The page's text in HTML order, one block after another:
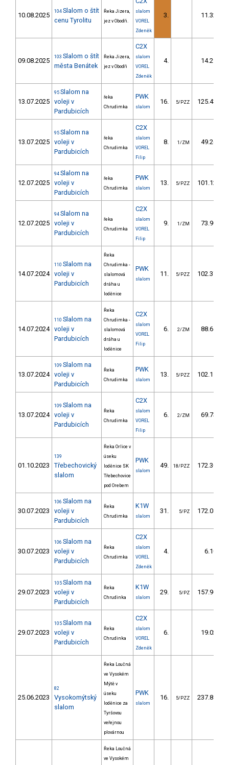
10.08.2025 104 Slalom o štít
cenu Tyrolitu
Řeka Jizera,
jez v Obodři.
slalom
VOREL
Zdeněk
3. 11.32
09.08.2025 103 Slalom o štít
města Benátek
Řeka Jizera,
jez v Obodři
C2X
slalom
VOREL
Zdeněk
4. 14.29
13.07.2025
95 Slalom na
voleji v
Pardubicích
řeka
Chrudimka
PWK
slalom
16. 5/PZZ 125.43
13.07.2025
95 Slalom na
voleji v
Pardubicích
řeka
Chrudimka
C2X
slalom
VOREL
Filip
8. 1/ZM 49.26
12.07.2025
94 Slalom na
voleji v
Pardubicích
řeka
Chrudimka
PWK
slalom
13. 5/PZZ 101.12
12.07.2025
94 Slalom na
voleji v
Pardubicích
řeka
Chrudimka
C2X
slalom
VOREL
Filip
9. 1/ZM 73.90
14.07.2024
110 Slalom na
voleji v
Pardubicích
Řeka
Chrudimka -
slalomová
dráha u
loděnice
PWK
slalom
11. 5/PZZ 102.37
14.07.2024
110 Slalom na
voleji v
Pardubicích
Řeka
Chrudimka -
slalomová
dráha u
loděnice
C2X
slalom
VOREL
Filip
6. 2/ZM 88.61
13.07.2024
109 Slalom na
voleji v
Pardubicích
Řeka
Chrudimka
PWK
slalom
13. 5/PZZ 102.15
13.07.2024
109 Slalom na
voleji v
Pardubicích
Řeka
Chrudimka
C2X
slalom
VOREL
Filip
6. 2/ZM 69.73
01.10.2023
139
Třebechovický
slalom
Řeka Orlice v
úseku
loděnice SK
Třebechovice
pod Orebem
PWK
slalom
49. 18/PZZ 172.30
30.07.2023
106 Slalom na
voleji v
Pardubicích
Řeka
Chrudimka
K1W
slalom
31. 5/PZ 172.08
30.07.2023
106 Slalom na
voleji v
Pardubicích
Řeka
Chrudimka
C2X
slalom
VOREL
Zdeněk
4. 6.10
29.07.2023
105 Slalom na
voleji v
Pardubicích
Řeka
Chrudinka
K1W
slalom
29. 5/PZ 157.96
29.07.2023
105 Slalom na
voleji v
Pardubicích
Řeka
Chrudinka
C2X
slalom
VOREL
Zdeněk
6. 19.02
25.06.2023
82
Vysokomýtský
slalom
Řeka Loučná
ve Vysokém
Mýtě v
úseku
loděnice za
Tyršovou
veřejnou
plovárnou
PWK
slalom
16. 5/PZZ 237.88
Řeka Loučná
ve Vysokém